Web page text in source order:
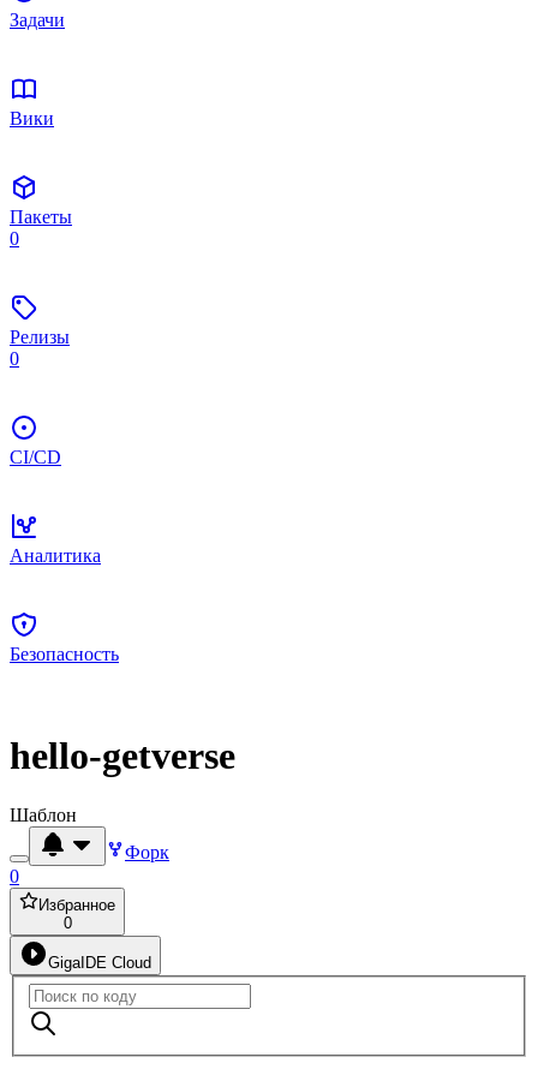
Задачи
Вики
Пакеты
0
Релизы
0
CI/CD
Аналитика
Безопасность
hello-getverse
Шаблон
Форк
0
Избранное
0
GigaIDE Cloud